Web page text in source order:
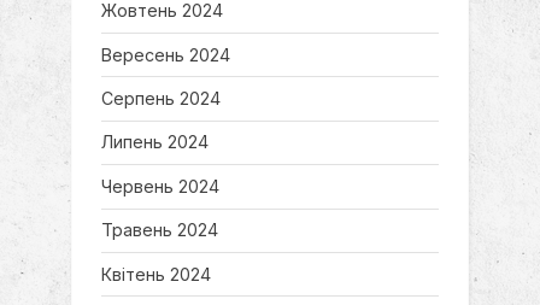
Жовтень 2024
Вересень 2024
Серпень 2024
Липень 2024
Червень 2024
Травень 2024
Квітень 2024